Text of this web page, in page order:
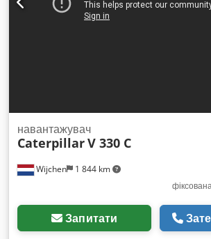
Wijchen 1 844 km
навантажувач
CaterpillarV 330 C
Запитати